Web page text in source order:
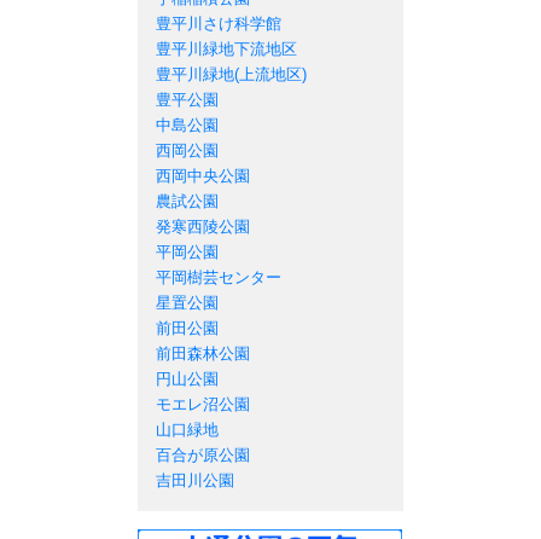
豊平川さけ科学館
豊平川緑地下流地区
豊平川緑地(上流地区)
豊平公園
中島公園
西岡公園
西岡中央公園
農試公園
発寒西陵公園
平岡公園
平岡樹芸センター
星置公園
前田公園
前田森林公園
円山公園
モエレ沼公園
山口緑地
百合が原公園
吉田川公園